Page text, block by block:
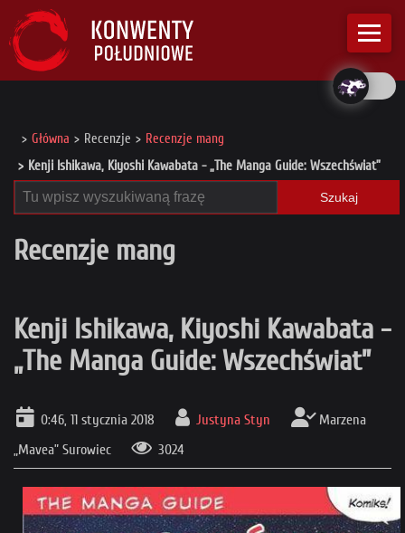
Główna Recenzje
Recenzje mang
Kenji Ishikawa, Kiyoshi Kawabata - „The Manga Guide: Wszechświat”
Szukaj
Recenzje mang
Kenji Ishikawa, Kiyoshi Kawabata -
„The Manga Guide: Wszechświat”
0:46, 11 stycznia 2018 Justyna Styn
Marzena
„Mavea” Surowiec
3024